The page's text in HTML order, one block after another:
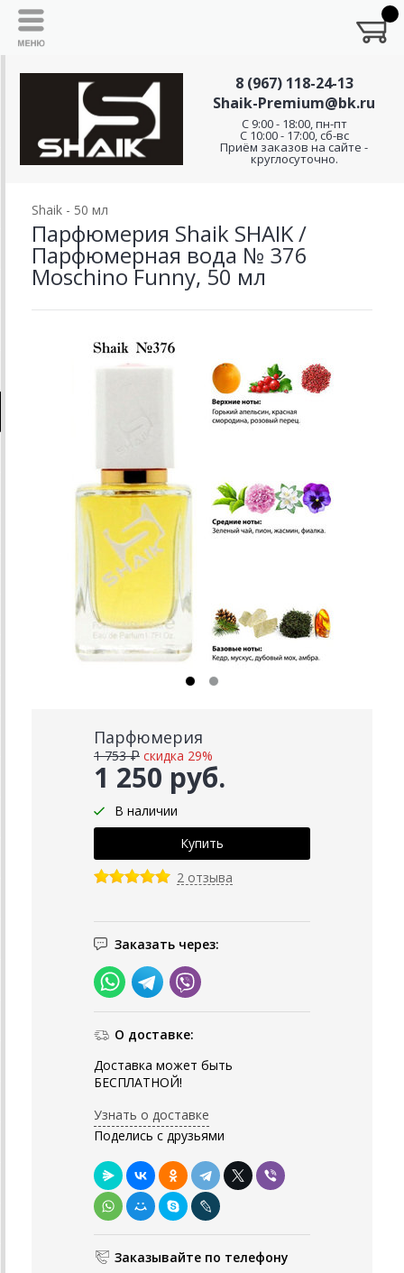
8 (967) 118-24-13
Shaik-Premium@bk.ru
C 9:00 - 18:00, пн-пт
С 10:00 - 17:00, сб-вс
Приём заказов на сайте -
круглосуточно.
Shaik - 50 мл
Парфюмерия Shaik SHAIK /
Парфюмерная вода № 376
Moschino Funny, 50 мл
Парфюмерия
1 250 руб.
1 753 ₽ скидка 29%
В наличии
2 отзыва
Заказать через:
О доставке:
Доставка может быть
БЕСПЛАТНОЙ!
Узнать о доставке
Поделись с друзьями
Заказывайте по телефону